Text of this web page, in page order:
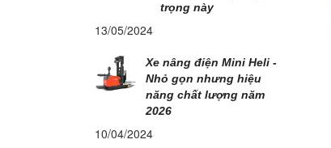
trọng này
13/05/2024
Xe nâng điện Mini Heli -
Nhỏ gọn nhưng hiệu
năng chất lượng năm
2026
10/04/2024